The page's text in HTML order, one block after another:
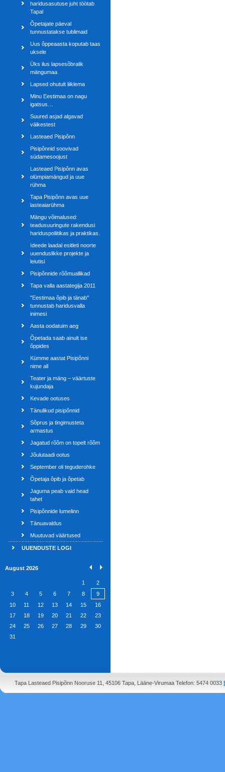
haridusasutuse juht töötab
Tapal
Õpetajate päeval
tunnustatakse tublimaid
Uus õppeaasta koputab taas
uksele
Üks ilus lapsesõbralik
mängumaa
Lapsed ohutult liiklema
Minu Eestimaa on nagu
igatsus…
Suured asjad algavad
väikestest
Lasteaed Pisipõnn
Pisipõnnid soovivad
südamesoojust
Lasteaed Pisipõnn avas
olümpiamängud ja uue
rühma
Tapa Pisipõnn avas uue
lasteaiarühma
Mängu võimalused:
teadusuuringute rakendusi
hariduspoliitikas ja praktikas.
Ideede laadal esitleti noorte
uuenduslikke projekte ja
leiutisi
Pisipõnnide rõõmuallikad
Tapa valla aastategija 2011
"Eestimaa õpib ja tänab"
tunnustab haridusvalla
inimesi
Aasta oodatuim aeg
Õpetada saab ainult ise
õppides
Kümme aastat Pisipõnni
nime all
Teater ja mäng – väärtuste
kujundaja
Kevade ootuses
Tänulikud pisipõnnid
Sõprus ja tingimusteta
armastus
Jagatud rõõm on topelt rõõm
Jõulutaadi ootus
September oli teguderohke
Õpetaja õpib ja õpetab
Jaguma peab vaid head
tahet
Pisipõnnide lumelinn
Tänuavaldus
Muutuvad väärtused
UUENDUSTE LOGI
August 2026
1
2
3
4 5 6 7 8
9
10
11 12 13 14 15
16
17
18 19 20 21 22
23
24
25 26 27 28 29
30
31
Tapa Lasteaed Pisipõnn Nooruse 11, 45106 Tapa, Lääne-Virumaa Telefon: 5474 0033